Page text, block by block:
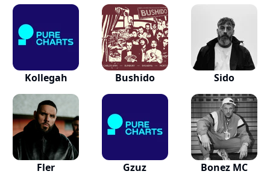
Kollegah Bushido Sido
Fler Gzuz Bonez MC